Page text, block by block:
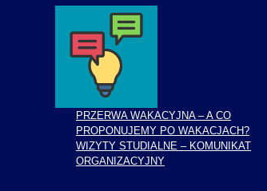
PRZERWA WAKACYJNA – A CO
PROPONUJEMY PO WAKACJACH?
WIZYTY STUDIALNE – KOMUNIKAT
ORGANIZACYJNY